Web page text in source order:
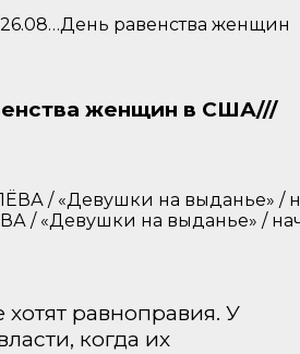
26.08…День равенства женщин
женщин в США///
/ «Девушки на выданье» /
равноправия. У
когда их